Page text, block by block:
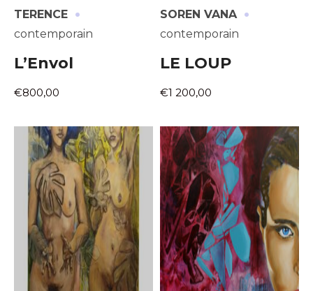
TERENCE ·
contemporain
L’Envol
€800,00
SOREN VANA ·
contemporain
LE LOUP
€1 200,00